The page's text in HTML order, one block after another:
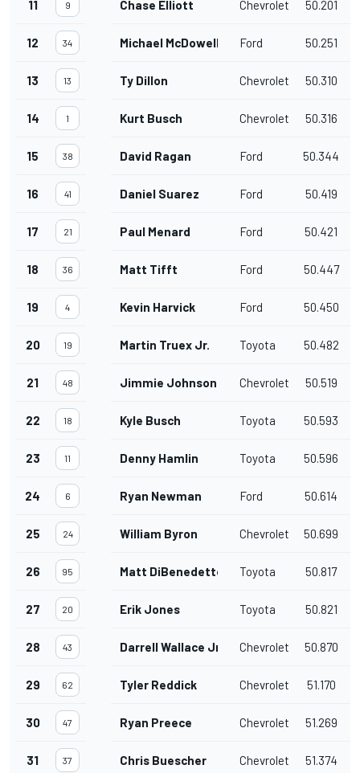
11 9 Chase Elliott Chevrolet 50.201
12 34 Michael McDowell Ford 50.251
13 13 Ty Dillon Chevrolet 50.310
14 1 Kurt Busch Chevrolet 50.316
15 38 David Ragan Ford 50.344
16 41 Daniel Suarez Ford 50.419
17 21 Paul Menard Ford 50.421
18 36 Matt Tifft Ford 50.447
19 4 Kevin Harvick Ford 50.450
20 19 Martin Truex Jr. Toyota 50.482
21 48 Jimmie Johnson Chevrolet 50.519
22 18 Kyle Busch Toyota 50.593
23 11 Denny Hamlin Toyota 50.596
24 6 Ryan Newman Ford 50.614
25 24 William Byron Chevrolet 50.699
26 95 Matt DiBenedetto Toyota 50.817
27 20 Erik Jones Toyota 50.821
28 43 Darrell Wallace Jr. Chevrolet 50.870
29 62 Tyler Reddick Chevrolet 51.170
30 47 Ryan Preece Chevrolet 51.269
31 37 Chris Buescher Chevrolet 51.374